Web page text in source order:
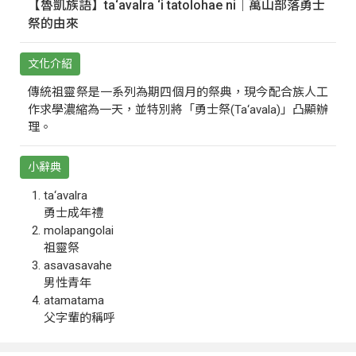
【魯凱族語】ta‘avalra ‘i tatolohae ni｜萬山部落勇士
祭的由來
文化介紹
傳統祖靈祭是一系列為期四個月的祭典，現今配合族人工
作求學濃縮為一天，並特別將「勇士祭(Ta‘avala)」凸顯辦
理。
小辭典
ta‘avalra
勇士成年禮
molapangolai
祖靈祭
asavasavahe
男性青年
atamatama
父字輩的稱呼